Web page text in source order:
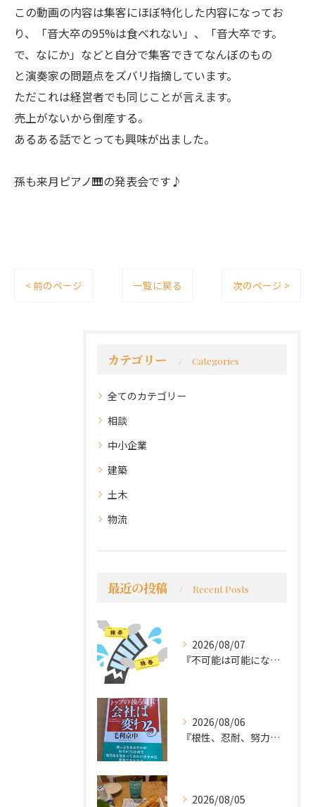
この動画の内容は集客にほぼ特化した内容になってお
り、「音大卒の95%は食べれない」、「音大卒です。
で、なにか」などと自分で集客できてなんぼのもの
と演奏家の問題点をズバリ指摘しています。
ただこれは経営者でも同じことが言えます。
売上がないから倒産する。
あるある話でとっても興味が出ました。
孫も来月ピアノ🎹の発表会です♪
< 前のページ 一覧に戻る 次のページ >
カテゴリー Categories
全てのカテゴリー
相談
中小企業
建築
土木
物流
最近の投稿 Recent Posts
2026/08/07
『不可能は可能になる』
2026/08/06
『根性、忍耐、努力という言葉は死語なのか』
2026/08/05